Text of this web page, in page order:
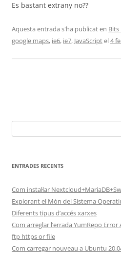
Es bastant extrany no??
Aquesta entrada s'ha publicat en Bits
google maps, ie6, ie7, JavaScriptel4
ENTRADES RECENTS
Com instal·lar
Explorant el Món del Sistema
Diferents tipus d’accés xarxes
Com arreglar l’errada YumRepo
ftp https or file
Com carregar nouveau a Ubuntu